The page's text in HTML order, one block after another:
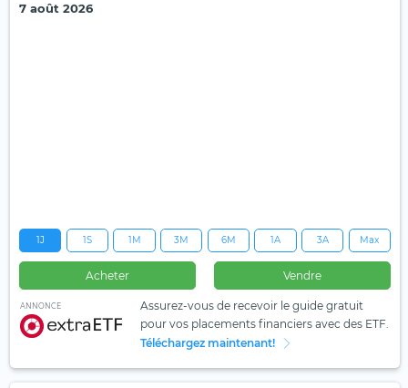
7 août 2026
1J 1S 1M 3M 6M 1A 3A Max
Acheter Vendre
ANNONCE
Assurez-vous de recevoir le guide gratuit
pour vos placements financiers avec des ETF.
Téléchargez maintenant!